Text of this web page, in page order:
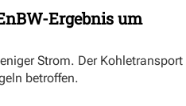
Ergebnis um
Strom. Der Kohletransport
betroffen.